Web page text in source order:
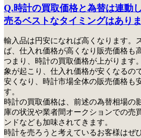
Q.時計の買取価格と為替は連動
売るベストなタイミングはあり
輸入品は円安になれば高くなります。
ば、仕入れ価格が高くなり販売価格も
つまり、時計の買取価格が上がります
象が起こり、仕入れ価格が安くなるの
安くなり、時計市場全体の販売価格も
す。
時計の買取価格は、前述の為替相場の
庫の状況や業者間オークションでの売
ンドなども加味されてきます。
時計を売ろうと考えているお客様はぜ